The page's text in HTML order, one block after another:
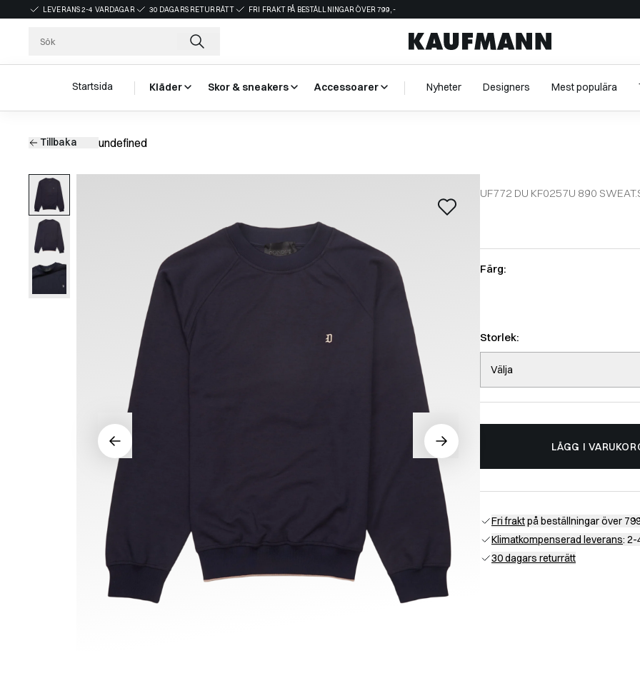
LEVERANS 2-4 VARDAGAR 30 DAGARS RETURRÄTT FRI FRAKT PÅ BESTÄLLNINGAR ÖVER 799,-
Startsida Kläder Skor & sneakers Accessoarer Nyheter Designers Mest populära
Tillbaka undefined
UF772 DU KF0257U 890
Färg:
Storlek:
Välja
LÄGG I
Fri fraktpå beställningar över
Klimatkompenserad leverans: 2-
30 dagars returrätt